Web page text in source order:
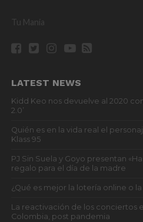
Tu Mania
LATEST NEWS
Kidd Keo nos devuelve al 2020
2.0’
Quién es en la vida real el
Klass 95
PJ Sin Suela y Goyo presentan
regalo para el día de la madre
¿Qué es mejor la lotería online o
La reactivación de los conciertos
Colombia, post pandemia